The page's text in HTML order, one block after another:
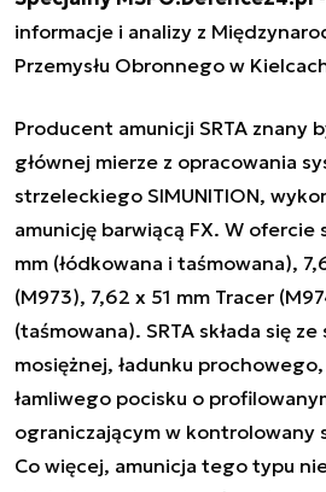
informacje i analizy z
Przemysłu Obronnego w
Producent amunicji SRTA znany
głównej mierze z opracowania
strzeleckiego SIMUNITION,
amunicję barwiącą FX. W ofercie
mm (łódkowana i taśmowana),
(M973), 7,62 x 51 mm Tracer
(taśmowana). SRTA składa się
mosiężnej, ładunku prochowego,
łamliwego pocisku o
ograniczającym w kontrolowany
Co więcej, amunicja tego typu